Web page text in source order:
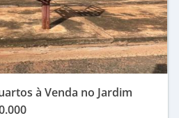
à Venda no Jardim